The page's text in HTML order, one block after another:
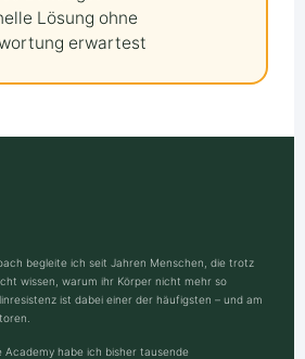
Lösung ohne
erwartest
begleite ich seit Jahren Menschen, die trotz
wissen, warum ihr Körper nicht mehr so
ist dabei einer der häufigsten – und am
Academy habe ich bisher tausende